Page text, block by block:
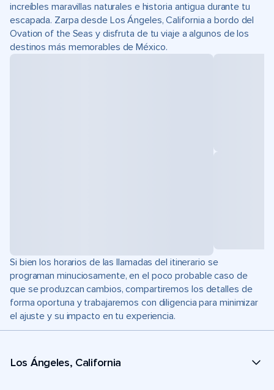
increíbles maravillas naturales e historia antigua durante tu
escapada. Zarpa desde Los Ángeles, California a bordo del
Ovation of the Seas y disfruta de tu viaje a algunos de los
destinos más memorables de México.
Si bien los horarios de las llamadas del itinerario se
programan minuciosamente, en el poco probable caso de
que se produzcan cambios, compartiremos los detalles de
forma oportuna y trabajaremos con diligencia para minimizar
el ajuste y su impacto en tu experiencia.
Los Ángeles, California